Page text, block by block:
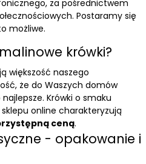
za pośrednictwem
Postaramy się
możliwe.
krówki?
większość naszego
że do Waszych domów
Krówki o smaku
online charakteryzują
ceną.
- opakowanie i